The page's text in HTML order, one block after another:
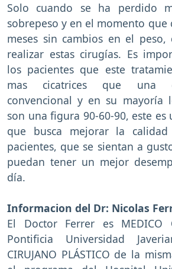
Solo cuando se ha perdido
sobrepeso y en el momento que
meses sin cambios en el peso,
realizar estas cirugías. Es
los pacientes que este
mas cicatrices que una
convencional y en su mayoría
son una figura 90-60-90, este
que busca mejorar la
pacientes, que se sientan a
puedan tener un mejor
día.
Informacion del Dr: Nicolas
El Doctor Ferrer es MEDICO
Pontificia Universidad
CIRUJANO PLÁSTICO de la